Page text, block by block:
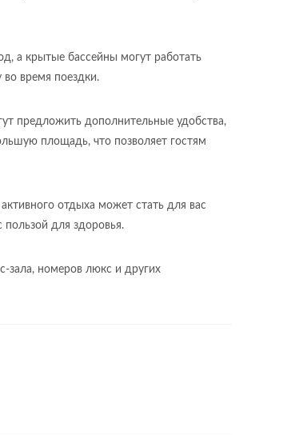
а крытые бассейны могут работать
время поездки.
предложить дополнительные удобства,
площадь, что позволяет гостям
отдыха может стать для вас
для здоровья.
зала, номеров люкс и других